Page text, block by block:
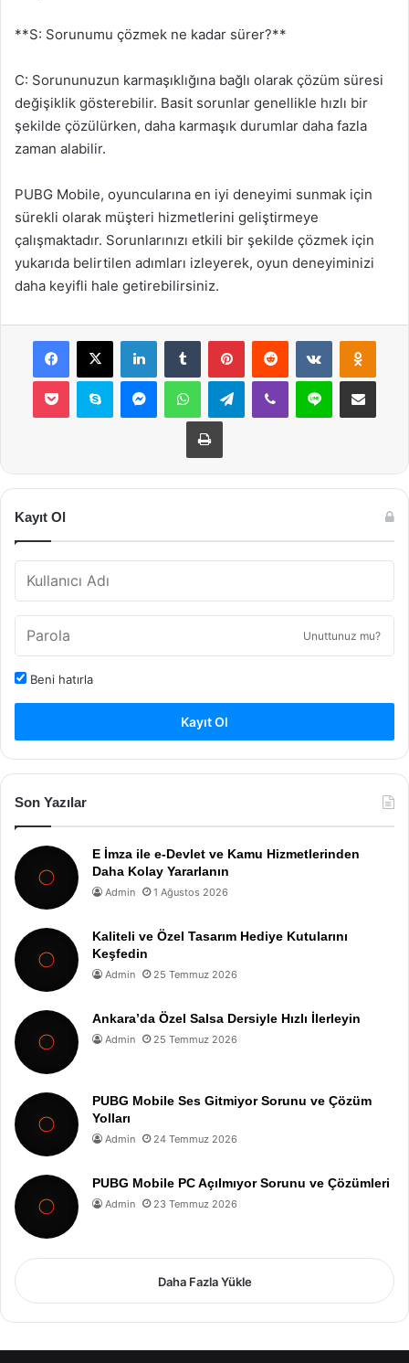
**S: Sorunumu çözmek ne kadar sürer?**
C: Sorununuzun karmaşıklığına bağlı olarak çözüm süresi
değişiklik gösterebilir. Basit sorunlar genellikle hızlı bir
şekilde çözülürken, daha karmaşık durumlar daha fazla
zaman alabilir.
PUBG Mobile, oyuncularına en iyi deneyimi sunmak için
sürekli olarak müşteri hizmetlerini geliştirmeye
çalışmaktadır. Sorunlarınızı etkili bir şekilde çözmek için
yukarıda belirtilen adımları izleyerek, oyun deneyiminizi
daha keyifli hale getirebilirsiniz.
Facebook
X LinkedInTumblr PinterestReddit VKontakte
Pocket Skype MessengerWhatsAppTelegramViber Line E-Posta ile
Yazdır
Kayıt Ol
Unuttunuz mu?
Beni hatırla
Kayıt Ol
Son Yazılar
E İmza ile e-Devlet ve Kamu Hizmetlerinden
Daha Kolay Yararlanın
Admin 1 Ağustos 2026
Kaliteli ve Özel Tasarım Hediye Kutularını
Keşfedin
Admin 25 Temmuz 2026
Ankara’da Özel Salsa Dersiyle Hızlı İlerleyin
Admin 25 Temmuz 2026
PUBG Mobile Ses Gitmiyor Sorunu ve Çözüm
Yolları
Admin 24 Temmuz 2026
PUBG Mobile PC Açılmıyor Sorunu ve Çözümleri
Admin 23 Temmuz 2026
Daha Fazla Yükle